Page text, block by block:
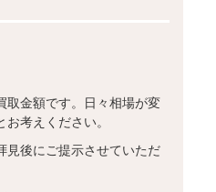
取金額です。日々相場が変
考えください。
見後にご提示させていただ